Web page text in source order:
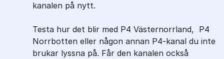
kanalen på nytt.
Testa hur det blir med P4 Västernorrland, P4
Norrbotten eller någon annan P4-kanal du inte
brukar lyssna på. Får den kanalen också